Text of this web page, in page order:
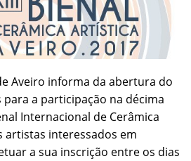
Aveiro informa da abertura do
a participação na décima
Internacional de Cerâmica
artistas interessados em
a sua inscrição entre os dias